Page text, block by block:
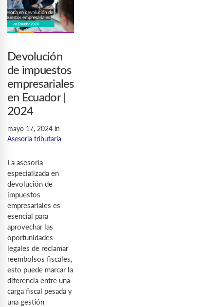
Devolución
de impuestos
empresariales
en Ecuador |
2024
mayo 17, 2024 in
Asesoria tributaria
La asesoría
especializada en
devolución de
impuestos
empresariales es
esencial para
aprovechar las
oportunidades
legales de reclamar
reembolsos fiscales,
esto puede marcar la
diferencia entre una
carga fiscal pesada y
una gestión